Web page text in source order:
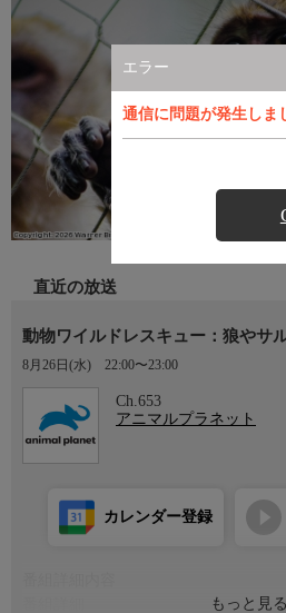
エラー
通信に問題が発生しま
直近の放送
動物ワイルドレスキュー：狼やサ
8月26日(水) 22:00〜23:00
Ch.653
アニマルプラネット
もっと見る
カレンダー登録